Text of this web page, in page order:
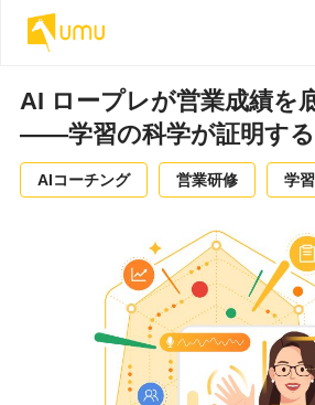
AI ロープレが営業成績を
——学習の科学が証明す
AIコーチング 営業研修 学